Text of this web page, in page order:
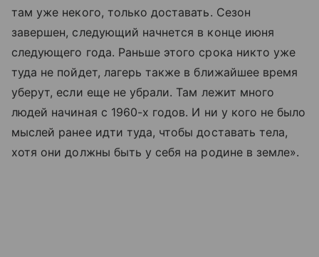
там уже некого, только доставать. Сезон
завершен, следующий начнется в конце июня
следующего года. Раньше этого срока никто уже
туда не пойдет, лагерь также в ближайшее время
уберут, если еще не убрали. Там лежит много
людей начиная с 1960-х годов. И ни у кого не было
мыслей ранее идти туда, чтобы доставать тела,
хотя они должны быть у себя на родине в земле».